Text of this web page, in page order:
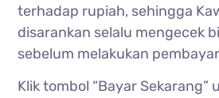
terhadap rupiah, sehingga
disarankan selalu mengecek
sebelum melakukan
Klik tombol “Bayar Sekarang”